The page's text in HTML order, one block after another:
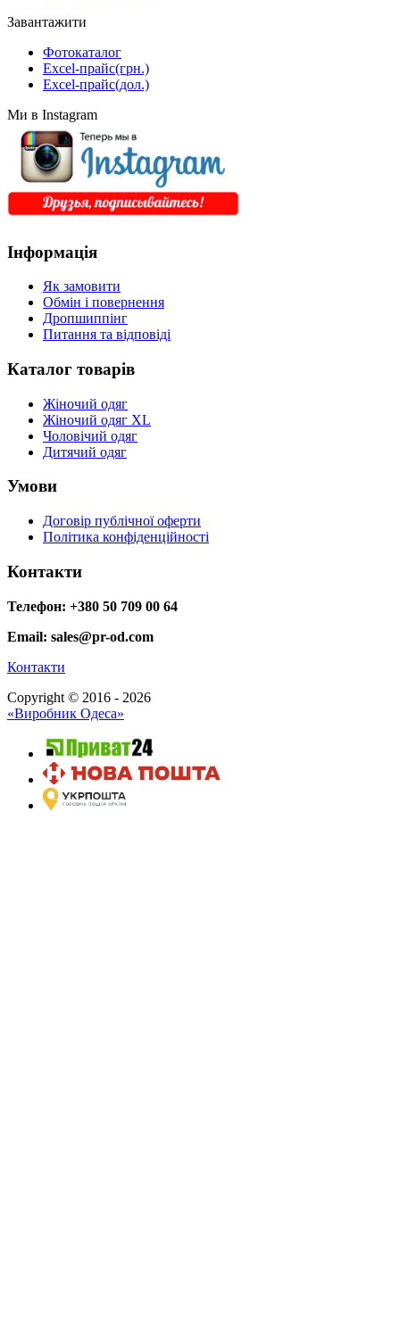
Завантажити
Фотокаталог
Excel-прайс(грн.)
Excel-прайс(дол.)
Ми в Instagram
Інформація
Як замовити
Обмін і повернення
Дропшиппінг
Питання та відповіді
Каталог товарів
Жіночий одяг
Жіночий одяг XL
Чоловічий одяг
Дитячий одяг
Умови
Договір публічної оферти
Політика конфіденційності
Контакти
Телефон: +380 50 709 00 64
Email: sales@pr-od.com
Контакти
Copyright © 2016 - 2026
«Виробник Одеса»